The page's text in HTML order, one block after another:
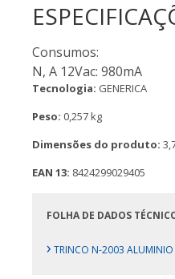
Consumos:
N, A 12Vac: 980mA
Tecnologia: GENERICA
Peso: 0,257 kg
Dimensões do produto:
EAN 13: 8424299029405
FOLHA DE DADOS
› TRINCO N-2003